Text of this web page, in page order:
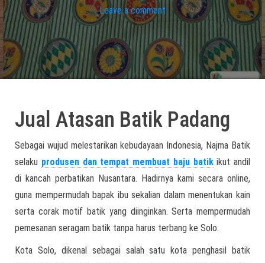
Leave a comment
Jual Atasan Batik Padang
Sebagai wujud melestarikan kebudayaan Indonesia, Najma Batik
selaku produsen dan tempat membuat baju batikikut andil
di kancah perbatikan Nusantara. Hadirnya kami secara online,
guna mempermudah bapak ibu sekalian dalam menentukan kain
serta corak motif batik yang diinginkan. Serta mempermudah
pemesanan seragam batik tanpa harus terbang ke Solo.
Kota Solo, dikenal sebagai salah satu kota penghasil batik